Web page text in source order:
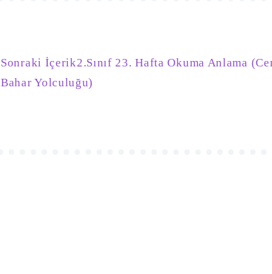
Sonraki İçerik2.Sınıf 23. Hafta Okuma Anlama
Bahar Yolculuğu)